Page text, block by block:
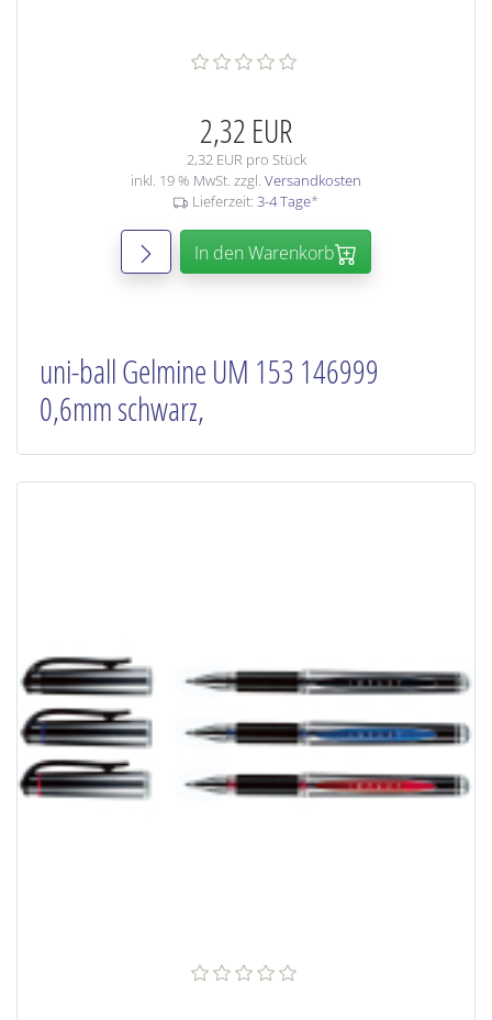
2,32 EUR
2,32 EUR pro Stück
inkl. 19 % MwSt. zzgl. Versandkosten
Lieferzeit: 3-4 Tage*
In den Warenkorb
uni-ball Gelmine UM 153 146999
0,6mm schwarz,